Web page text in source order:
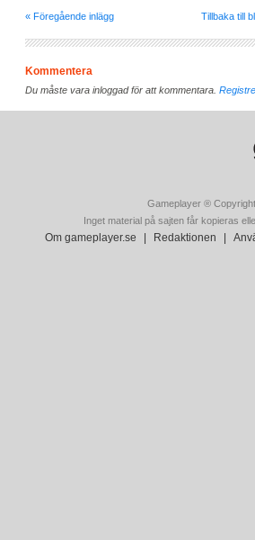
« Föregående inlägg Tillbaka till
Kommentera
Du måste vara inloggad för att kommentara.
Gameplayer ®
Inget material på sajten får kopieras
Om gameplayer.se Redaktionen